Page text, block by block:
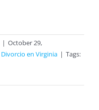
| October 29,
Divorcio en Virginia | Tags: